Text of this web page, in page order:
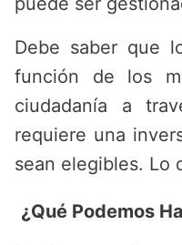
Debe saber que
función de los
ciudadanía a
requiere una
sean elegibles. Lo
¿Qué Podemos